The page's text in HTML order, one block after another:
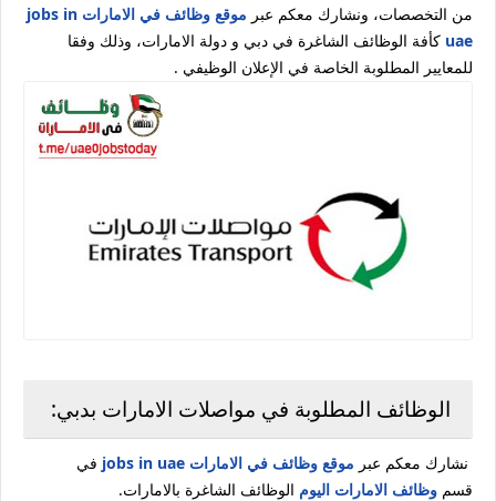
من التخصصات، ونشارك معكم عبر
موقع وظائف في الامارات jobs in
uae كأفة الوظائف الشاغرة في دبي و دولة الامارات، وذلك وفقا
للمعايير المطلوبة الخاصة في الإعلان الوظيفي .
الوظائف المطلوبة في مواصلات الامارات بدبي:
نشارك معكم عبر موقع وظائف في الامارات jobs in uae
في
قسم وظائف الامارات اليوم الوظائف الشاغرة بالامارات.